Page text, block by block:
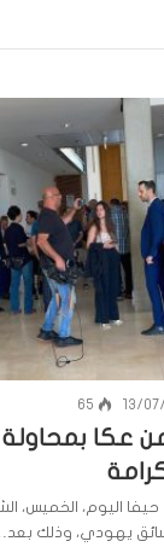
13/
65
عكا
يهودي، وذلك